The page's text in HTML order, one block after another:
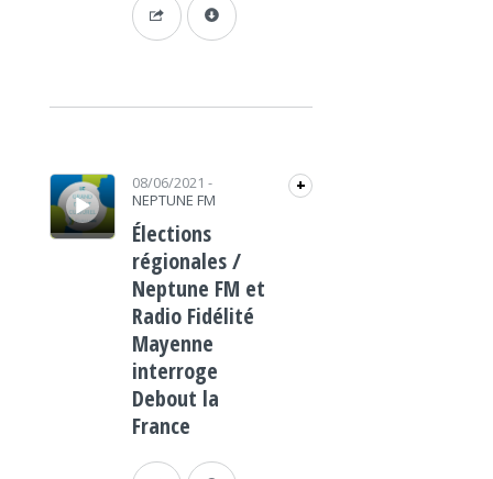
Lecteur audio 08/06/2021 -
NEPTUNE FM
+
Élections
régionales /
Neptune FM et
Radio Fidélité
Mayenne
interroge
Debout la
France